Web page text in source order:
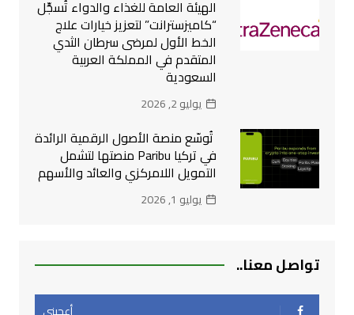
الهيئة العامة للغذاء والدواء تُسجِّل
“كاميزسترانت” لتعزيز خيارات علاج
الخط الأول لمرضى سرطان الثدي
المتقدم في المملكة العربية
السعودية
يوليو 2, 2026
تُوسّع منصة الأصول الرقمية الرائدة
في تركيا Paribu منصتها لتشمل
التمويل اللامركزي والعائد والأسهم
يوليو 1, 2026
تواصل معنا..
أعجبني